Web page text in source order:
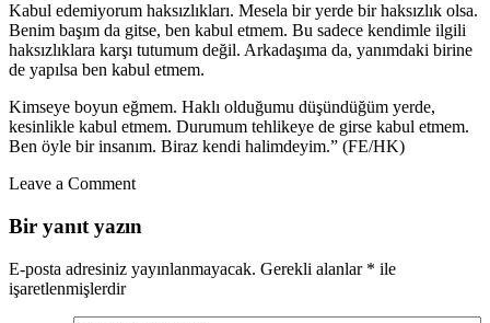
Kabul edemiyorum haksızlıkları. Mesela bir yerde bir haksızlık olsa.
Benim başım da gitse, ben kabul etmem. Bu sadece kendimle ilgili
haksızlıklara karşı tutumum değil. Arkadaşıma da, yanımdaki birine
de yapılsa ben kabul etmem.
Kimseye boyun eğmem. Haklı olduğumu düşündüğüm yerde,
kesinlikle kabul etmem. Durumum tehlikeye de girse kabul etmem.
Ben öyle bir insanım. Biraz kendi halimdeyim.” (FE/HK)
Leave a Comment
Bir yanıt yazın
E-posta adresiniz yayınlanmayacak. Gerekli alanlar * ile
işaretlenmişlerdir